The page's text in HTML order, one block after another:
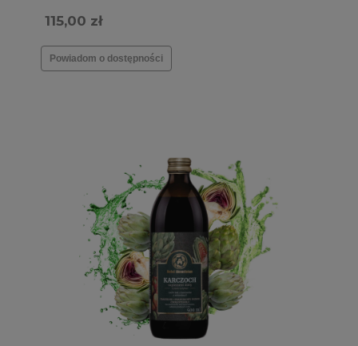
115,00 zł
Powiadom o dostępności